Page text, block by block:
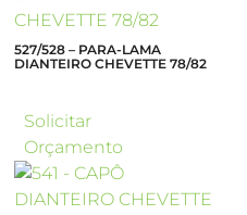
527/528 – PARA-LAMA
DIANTEIRO CHEVETTE 78/82
Solicitar
Orçamento